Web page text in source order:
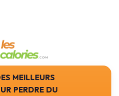
meilleurs
perdre du